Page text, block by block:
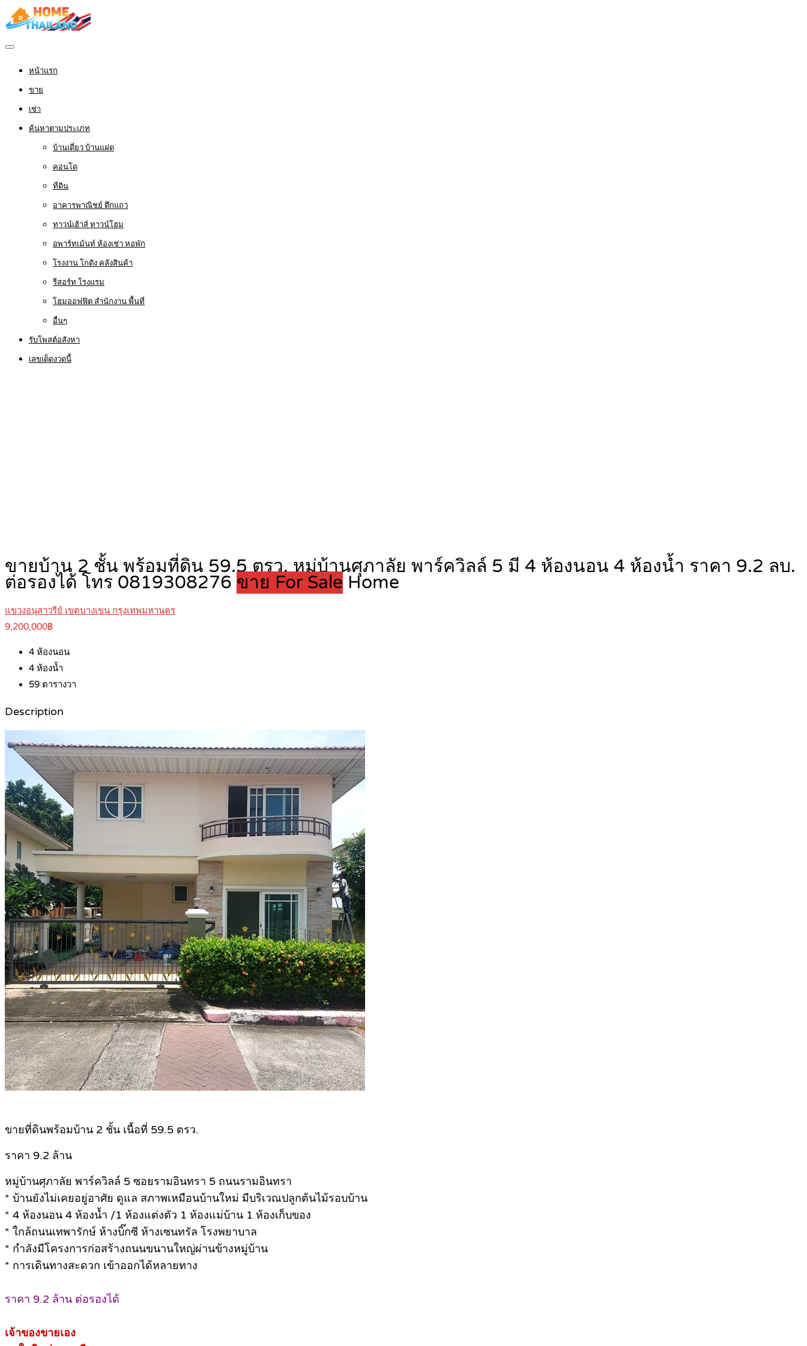
หน้าแรก
ขาย
เช่า
ค้นหาตามประเภท
บ้านเดี่ยว บ้านแฝด
คอนโด
ที่ดิน
อาคารพาณิชย์ ตึกแถว
ทาวน์เฮ้าส์ ทาวน์โฮม
อพาร์ทเม้นท์ ห้องเช่า หอพัก
โรงงาน โกดัง คลังสินค้า
รีสอร์ท โรงแรม
โฮมออฟฟิต สำนักงาน พื้นที่
อื่นๆ
รับโพสต์อสังหา
เลขเด็ดงวดนี้
ขายบ้าน 2 ชั้น พร้อมที่ดิน 59.5 ตรว. หมู่บ้านศุภาลัย พาร์ควิลล์ 5 มี 4 ห้องนอน 4 ห้องน้ำ ราคา 9.2 ลบ.
ต่อรองได้ โทร 0819308276 ขาย For Sale Home
แขวงอนุสาวรีย์ เขตบางเขน กรุงเทพมหานคร
9,200,000฿
4 ห้องนอน
4 ห้องน้ำ
59 ตารางวา
Description
ขายที่ดินพร้อมบ้าน 2 ชั้น เนื้อที่ 59.5 ตรว.
ราคา 9.2 ล้าน
หมู่บ้านศุภาลัย พาร์ควิลล์ 5 ซอยรามอินทรา 5 ถนนรามอินทรา
* บ้านยังไม่เคยอยู่อาศัย ดูแล สภาพเหมือนบ้านใหม่ มีบริเวณปลูกต้นไม้รอบบ้าน
* 4 ห้องนอน 4 ห้องน้ำ /1 ห้องแต่งตัว 1 ห้องแม่บ้าน 1 ห้องเก็บของ
* ใกล้ถนนเทพารักษ์ ห้างบิ๊กซี ห้างเซนทรัล โรงพยาบาล
* กำลังมีโครงการก่อสร้างถนนขนานใหญ่ผ่านข้างหมู่บ้าน
* การเดินทางสะดวก เข้าออกได้หลายทาง
ราคา 9.2 ล้าน ต่อรองได้
เจ้าของขายเอง